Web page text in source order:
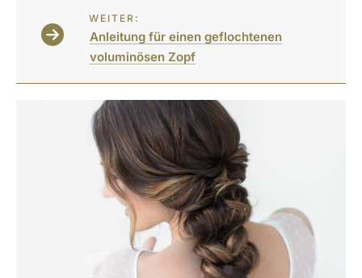
WEITER:
Anleitung für einen geflochtenen
voluminösen Zopf